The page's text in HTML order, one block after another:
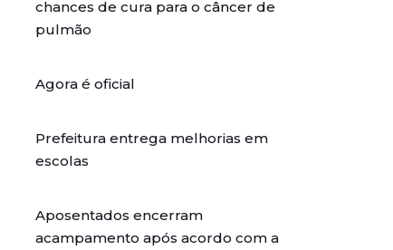
chances de cura para o câncer de
pulmão
Agora é oficial
Prefeitura entrega melhorias em
escolas
Aposentados encerram
acampamento após acordo com a